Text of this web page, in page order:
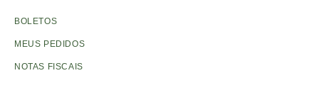
BOLETOS
MEUS PEDIDOS
NOTAS FISCAIS